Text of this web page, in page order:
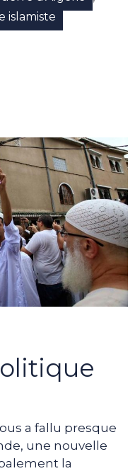
islamiste
a fallu presque
une nouvelle
la